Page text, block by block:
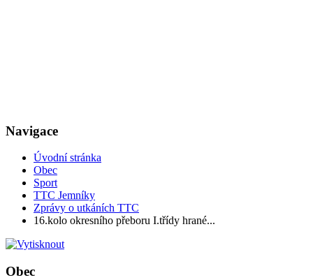
Navigace
Úvodní stránka
Obec
Sport
TTC Jemníky
Zprávy o utkáních TTC
16.kolo okresního přeboru I.třídy hrané...
Obec